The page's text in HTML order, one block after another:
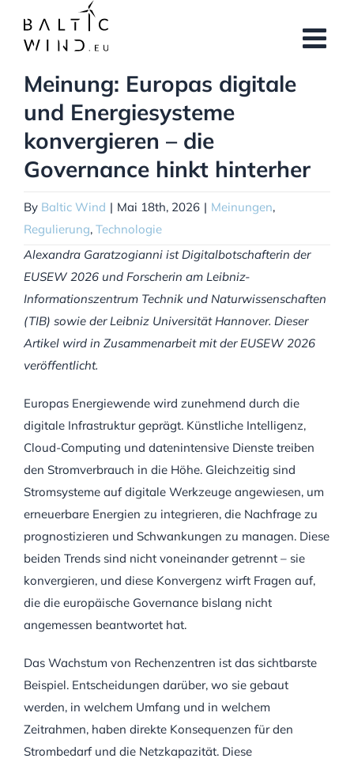
content
Meinung: Europas digitale
und Energiesysteme
konvergieren – die
Governance hinkt hinterher
By Baltic Wind | Mai 18th, 2026 | Meinungen,
Regulierung, Technologie
Alexandra Garatzogianni ist Digitalbotschafterin der
EUSEW 2026 und Forscherin am Leibniz-
Informationszentrum Technik und Naturwissenschaften
(TIB) sowie der Leibniz Universität Hannover. Dieser
Artikel wird in Zusammenarbeit mit der EUSEW 2026
veröffentlicht.
Europas Energiewende wird zunehmend durch die
digitale Infrastruktur geprägt. Künstliche Intelligenz,
Cloud-Computing und datenintensive Dienste treiben
den Stromverbrauch in die Höhe. Gleichzeitig sind
Stromsysteme auf digitale Werkzeuge angewiesen, um
erneuerbare Energien zu integrieren, die Nachfrage zu
prognostizieren und Schwankungen zu managen. Diese
beiden Trends sind nicht voneinander getrennt – sie
konvergieren, und diese Konvergenz wirft Fragen auf,
die die europäische Governance bislang nicht
angemessen beantwortet hat.
Das Wachstum von Rechenzentren ist das sichtbarste
Beispiel. Entscheidungen darüber, wo sie gebaut
werden, in welchem Umfang und in welchem
Zeitrahmen, haben direkte Konsequenzen für den
Strombedarf und die Netzkapazität. Diese